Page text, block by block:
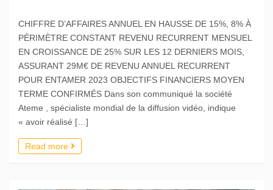
CHIFFRE D’AFFAIRES ANNUEL EN HAUSSE DE 15%, 8% À
PÉRIMÈTRE CONSTANT REVENU RECURRENT MENSUEL
EN CROISSANCE DE 25% SUR LES 12 DERNIERS MOIS,
ASSURANT 29M€ DE REVENU ANNUEL RECURRENT
POUR ENTAMER 2023 OBJECTIFS FINANCIERS MOYEN
TERME CONFIRMÉS Dans son communiqué la société
Ateme , spécialiste mondial de la diffusion vidéo, indique
« avoir réalisé […]
Read more